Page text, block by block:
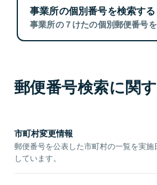
事業所の個別番号を検索する
事業所の７けたの個別郵便番号を
郵便番号検索に関
市町村変更情報
郵便番号を公表した市町村の一覧を実
しています。